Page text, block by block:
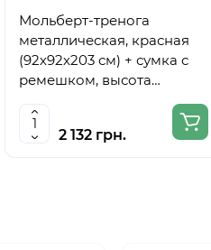
Мольберт-тренога
металлическая, красная
(92х92х203 см) + сумка с
ремешком, высота
полотна до 78 см,D,K,ART
CRAFT
2 132 грн.